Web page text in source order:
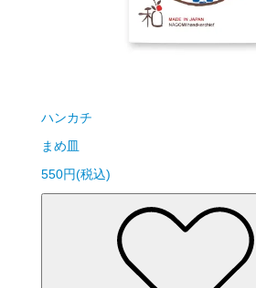
ハンカチ
まめ皿
550円(税込)